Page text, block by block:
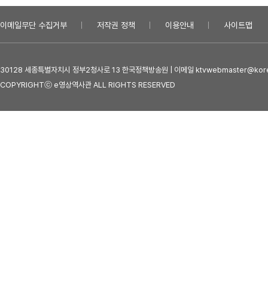
이메일무단 수집거부 저작권 정책 이용안내 사이트맵
30128 세종특별자치시 정부2청사로 13 한국정책방송원 | 이메일
COPYRIGHTⓒ e영상역사관 ALL RIGHTS RESERVED